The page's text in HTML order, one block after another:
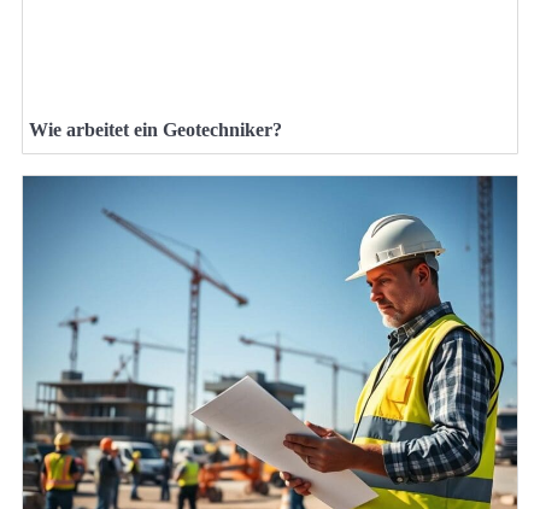
Wie arbeitet ein Geotechniker?